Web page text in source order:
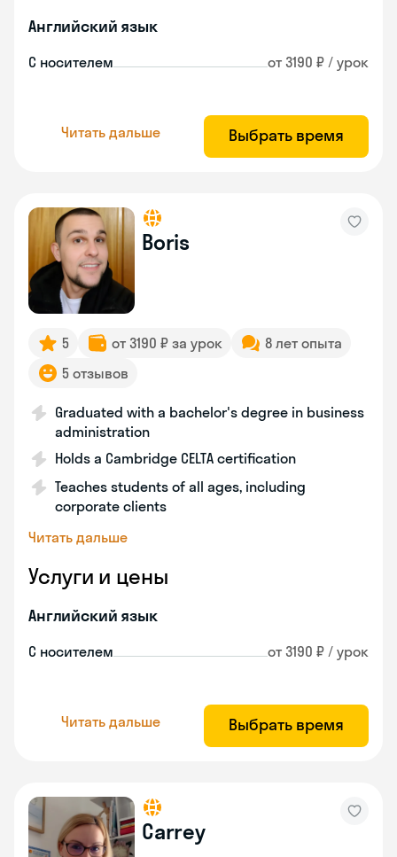
Английский язык
С носителем от 3190 ₽ / урок
Читать дальше Выбрать время
Boris
5 от 3190 ₽ за урок
8 лет опыта
5 отзывов
Graduated with a bachelor's degree in business
administration
Holds a Cambridge CELTA certification
Teaches students of all ages, including
corporate clients
Читать дальше
Услуги и цены
Английский язык
С носителем от 3190 ₽ / урок
Читать дальше Выбрать время
Carrey